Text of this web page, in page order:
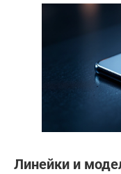
Линейки и